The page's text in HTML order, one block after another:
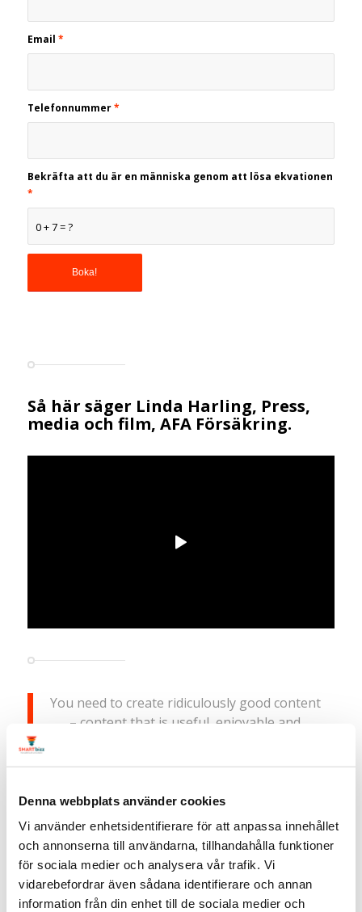
Denna webbplats använder cookies
Vi använder enhetsidentifierare för att anpassa innehållet
och annonserna till användarna, tillhandahålla funktioner
för sociala medier och analysera vår trafik. Vi
vidarebefordrar även sådana identifierare och annan
information från din enhet till de sociala medier och
Email *
Telefonnummer*
0 + 7 = ?
Bekräfta att du är en människa genom att lösa ekvationen
*
Så här säger Linda Harling, Press,
media och film, AFA Försäkring.
You need to create ridiculously good content
– content that is useful, enjoyable and
Det som var bra med kursen var Lindas
motivation, kunnande och viljan att lära ut. Hon
var kunnig, trevlig att lyssna på. Gav mig